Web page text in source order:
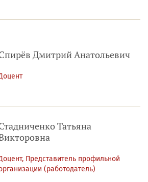
Дмитрий Анатольевич
Татьяна
Представитель профильной
(работодатель)